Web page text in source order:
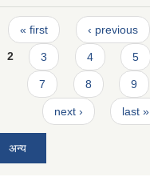
Pages
« first ‹ previous
2 3 4 5
7 8 9
next › last »
अन्य